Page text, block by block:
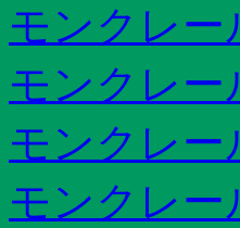
モンクレー
モンクレー
モンクレー
モンクレー